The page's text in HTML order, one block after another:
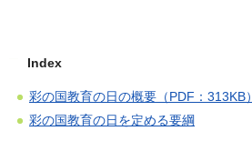
Index
彩の国教育の日の概要（PDF：313KB）
彩の国教育の日を定める要綱